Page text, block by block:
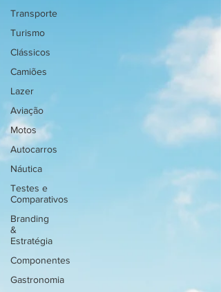
Transporte
Turismo
Clássicos
Camiões
Lazer
Aviação
Motos
Autocarros
Náutica
Testes e
Comparativos
Branding
&
Estratégia
Componentes
Gastronomia